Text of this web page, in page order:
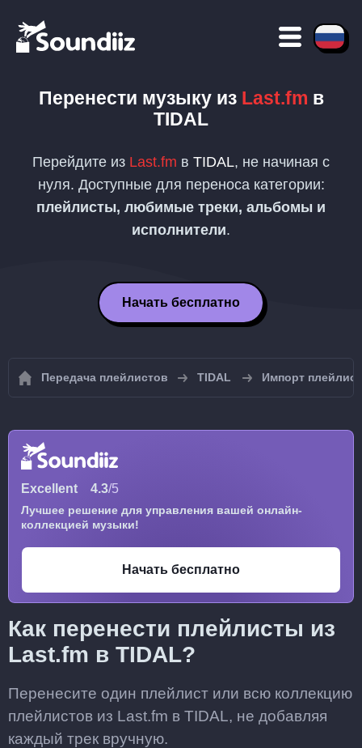
Перенести музыку из Last.fm в
TIDAL
Перейдите из Last.fm в TIDAL, не начиная с
нуля. Доступные для переноса категории:
плейлисты, любимые треки, альбомы и
исполнители.
Начать бесплатно
Передача плейлистов TIDAL Импорт
Excellent 4.3/5
Лучшее решение для управления вашей онлайн-
коллекцией музыки!
Начать бесплатно
Как перенести плейлисты из
Last.fm в TIDAL?
Перенесите один плейлист или всю коллекцию
плейлистов из Last.fm в TIDAL, не добавляя
каждый трек вручную.